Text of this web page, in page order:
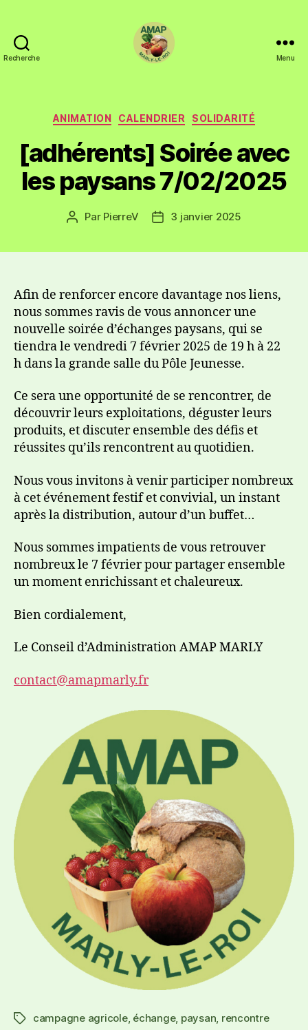
Recherche Menu
ANIMATION CALENDRIER SOLIDARITÉ
[adhérents] Soirée avec
les paysans 7/02/2025
Par PierreV 3 janvier 2025
Afin de renforcer encore davantage nos liens,
nous sommes ravis de vous annoncer une
nouvelle soirée d’échanges paysans, qui se
tiendra le vendredi 7 février 2025 de 19 h à 22
h dans la grande salle du Pôle Jeunesse.
Ce sera une opportunité de se rencontrer, de
découvrir leurs exploitations, déguster leurs
produits, et discuter ensemble des défis et
réussites qu’ils rencontrent au quotidien.
Nous vous invitons à venir participer nombreux
à cet événement festif et convivial, un instant
après la distribution, autour d’un buffet…
Nous sommes impatients de vous retrouver
nombreux le 7 février pour partager ensemble
un moment enrichissant et chaleureux.
Bien cordialement,
Le Conseil d’Administration AMAP MARLY
contact@amapmarly.fr
campagne agricole, échange, paysan, rencontre